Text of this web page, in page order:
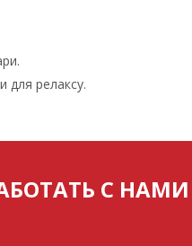
для релаксу.
С НАМИ